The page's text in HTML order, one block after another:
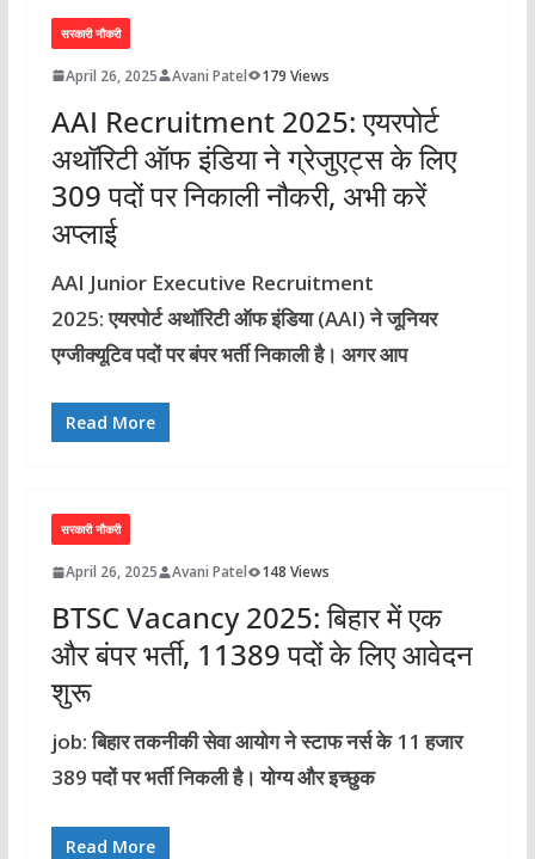
सरकारी नौकरी
April 26, 2025 Avani Patel 179 Views
AAI Recruitment 2025: एयरपोर्ट
अथॉरिटी ऑफ इंडिया ने ग्रेजुएट्स के लिए
309 पदों पर निकाली नौकरी, अभी करें
अप्लाई
AAI Junior Executive Recruitment
2025: एयरपोर्ट अथॉरिटी ऑफ इंडिया (AAI) ने जूनियर
एग्जीक्यूटिव पदों पर बंपर भर्ती निकाली है। अगर आप
Read More
सरकारी नौकरी
April 26, 2025 Avani Patel 148 Views
BTSC Vacancy 2025: बिहार में एक
और बंपर भर्ती, 11389 पदों के लिए आवेदन
शुरू
job: बिहार तकनीकी सेवा आयोग ने स्टाफ नर्स के 11 हजार
389 पदों पर भर्ती निकली है। योग्य और इच्छुक
Read More